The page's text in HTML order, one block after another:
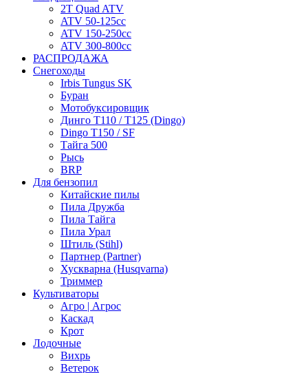
2T Quad ATV
ATV 50-125cc
ATV 150-250cc
ATV 300-800cc
РАСПРОДАЖА
Снегоходы
Irbis Tungus SK
Буран
Мотобуксировщик
Динго T110 / T125 (Dingo)
Dingo T150 / SF
Тайга 500
Рысь
BRP
Для бензопил
Китайские пилы
Пила Дружба
Пила Тайга
Пила Урал
Штиль (Stihl)
Партнер (Partner)
Хускварна (Husqvarna)
Триммер
Культиваторы
Агро | Агрос
Каскад
Крот
Лодочные
Вихрь
Ветерок